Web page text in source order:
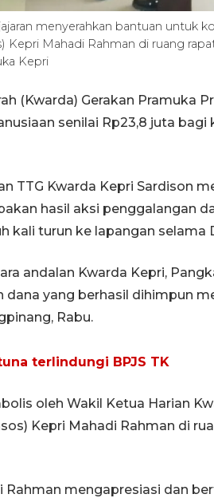
menyerahkan bantuan untuk
Kepri Mahadi Rahman di ruang
Kepri
(Kwarda) Gerakan Pramuka
senilai Rp23,8 juta bagi
TTG Kwarda Kepri Sardison
hasil aksi penggalangan
kali turun ke lapangan selama
andalan Kwarda Kepri,
dana yang berhasil dihimpun
Rabu.
terlindungi BPJS TK
oleh Wakil Ketua Harian
Kepri Mahadi Rahman di
Rahman mengapresiasi dan